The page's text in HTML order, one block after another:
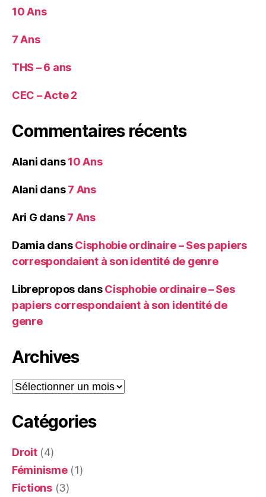
10 Ans
7 Ans
THS – 6 ans
CEC – Acte 2
Commentaires récents
Alani dans10 Ans
Alani dans7 Ans
Ari G dans7 Ans
Damia dansCisphobie ordinaire – Ses papiers
correspondaient à son identité de genre
Librepropos dansCisphobie ordinaire – Ses
papiers correspondaient à son identité de
genre
Archives
Archives
Catégories
Droit(4)
Féminisme(1)
Fictions(3)